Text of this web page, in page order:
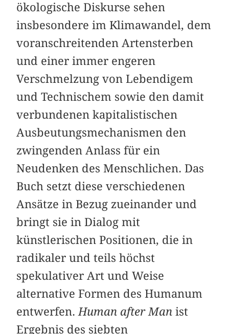
ökologische Diskurse sehen
insbesondere im Klimawandel, dem
voranschreitenden Artensterben
und einer immer engeren
Verschmelzung von Lebendigem
und Technischem sowie den damit
verbundenen kapitalistischen
Ausbeutungsmechanismen den
zwingenden Anlass für ein
Neudenken des Menschlichen. Das
Buch setzt diese verschiedenen
Ansätze in Bezug zueinander und
bringt sie in Dialog mit
künstlerischen Positionen, die in
radikaler und teils höchst
spekulativer Art und Weise
alternative Formen des Humanum
entwerfen.Human after Man ist
Ergebnis des siebten